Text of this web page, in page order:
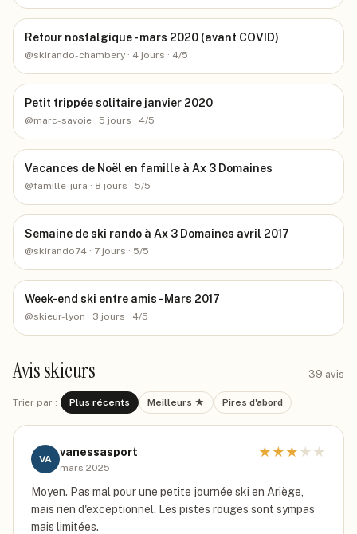
Retour nostalgique - mars 2020 (avant COVID)
@skirando-chambery · 4 jours · 4/5
Petit trippée solitaire janvier 2020
@marc-savoie · 5 jours · 4/5
Vacances de Noël en famille à Ax 3 Domaines
@famille-jura · 8 jours · 5/5
Semaine de ski rando à Ax 3 Domaines avril 2017
@skirando74 · 7 jours · 5/5
Week-end ski entre amis - Mars 2017
@skieur-lyon · 3 jours · 4/5
Avis skieurs 39 avis
Trier par : Plus récents Meilleurs ★ Pires d'abord
VA
vanessasport
mars 2025
★ ★ ★ ★ ★
Moyen. Pas mal pour une petite journée ski en Ariège,
mais rien d'exceptionnel. Les pistes rouges sont sympas
mais limitées.